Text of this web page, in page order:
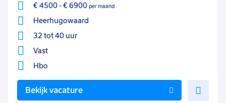
€ 4500- € 6900 per maand
Heerhugowaard
32 tot 40 uur
Vast
Hbo
Bekijk vacature